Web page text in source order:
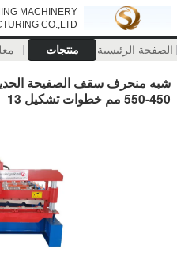
FORMING MACHINERY
CO.,LTD
منتجات معلومات
سقف الصفيحة الحديدية